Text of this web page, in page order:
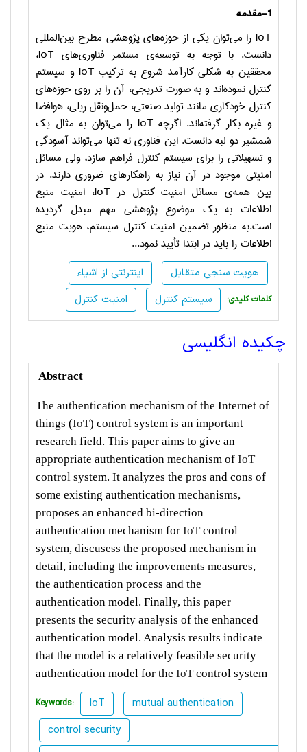
1-مقدمه
IoT را می‌توان یکی از حوزه‌های پژوهشی مطرح بین‌المللی
دانست. با توجه به توسعه‌ی مستمر فناوری‌های IoT،
محققین به شکلی کارآمد شروع به ترکیب IoT و سیستم
کنترل نموده‌اند و به صورت تدریجی، آن را بر روی حوزه‌های
کنترل خودکاری مانند تولید صنعتی، حمل‌ونقل ریلی، هوافضا
و غیره بکار گرفته‌اند. اگرچه IoT را می‌توان به مثال یک
شمشیر دو لبه دانست. این فناوری نه تنها می‌تواند آسودگی
و تسهیلاتی را برای سیستم کنترل فراهم سازد، ولی مسائل
امنیتی موجود در آن نیاز به راهکارهای ضروری دارند. در
بین همه‌ی مسائل امنیت کنترل در IoT، امنیت منبع
اطلاعات به یک موضوع پژوهشی مهم مبدل گردیده
است.به منظور تضمین امنیت کنترل سیستم، هویت منبع
اطلاعات را باید در ابتدا تأیید نمود...
اینترنتی از اشیاء
هویت سنجی متقابل
امنیت کنترل
سیستم کنترل :کلمات کلیدی
چکیده انگلیسی
Abstract
The authentication mechanism of the Internet of
things (IoT) control system is an important
research field. This paper aims to give an
appropriate authentication mechanism of IoT
control system. It analyzes the pros and cons of
some existing authentication mechanisms,
proposes an enhanced bi-direction
authentication mechanism for IoTcontrol
system, discusess the proposed mechanism in
detail, including the improvements measures,
the authentication process and the
authentication model. Finally, this paper
presents the security analysis of the enhanced
authentication model. Analysis results indicate
that the model is a relatively feasible security
authentication model for the IoTcontrol system
Keywords: IoT
mutual authentication
control security